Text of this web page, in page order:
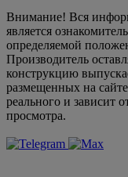
Внимание! Вся
является
определяемой
Производитель
конструкцию
размещенных на
реального и зависит
просмотра.